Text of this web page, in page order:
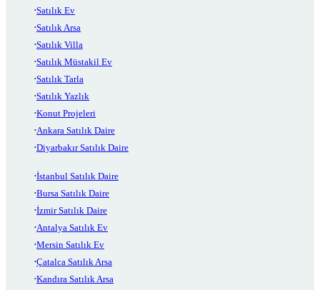
Satılık Ev
Satılık Arsa
Satılık Villa
Satılık Müstakil Ev
Satılık Tarla
Satılık Yazlık
Konut Projeleri
Ankara Satılık Daire
Diyarbakır Satılık Daire
İstanbul Satılık Daire
Bursa Satılık Daire
İzmir Satılık Daire
Antalya Satılık Ev
Mersin Satılık Ev
Çatalca Satılık Arsa
Kandıra Satılık Arsa